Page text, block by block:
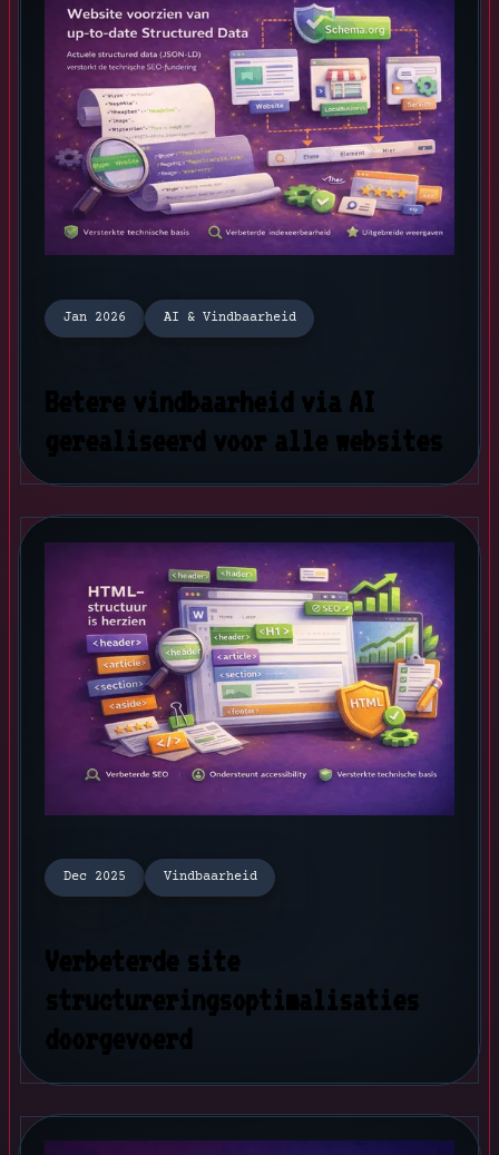
Jan 2026 AI & Vindbaarheid
Betere vindbaarheid via AI
gerealiseerd voor alle websites
Dec 2025 Vindbaarheid
Verbeterde site
structureringsoptimalisaties
doorgevoerd